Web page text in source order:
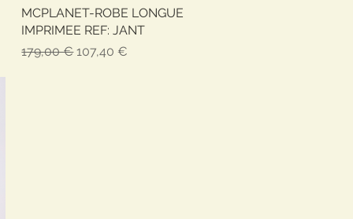
Aperçu rapide
MCPLANET-ROBE LONGUE
IMPRIMEE REF: JANT
Prix original
179,00 €Prix promotionnel
107,40 €